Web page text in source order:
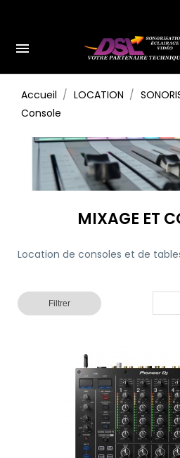

Accueil LOCATION
Console
MIXAGE ET
Location de consoles et de
Filtrer